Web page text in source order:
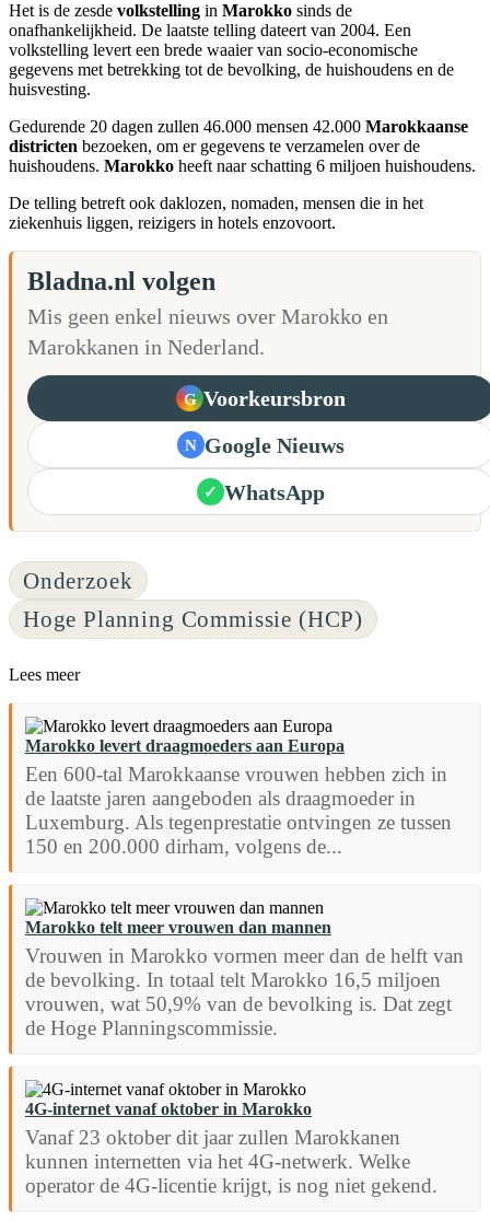
Het is de zesde volkstelling in Marokko sinds de
onafhankelijkheid. De laatste telling dateert van 2004. Een
volkstelling levert een brede waaier van socio-economische
gegevens met betrekking tot de bevolking, de huishoudens en de
huisvesting.
Gedurende 20 dagen zullen 46.000 mensen 42.000 Marokkaanse
districten bezoeken, om er gegevens te verzamelen over de
huishoudens. Marokko heeft naar schatting 6 miljoen huishoudens.
De telling betreft ook daklozen, nomaden, mensen die in het
ziekenhuis liggen, reizigers in hotels enzovoort.
Bladna.nl volgen
Mis geen enkel nieuws over Marokko en
Marokkanen in Nederland.
G Voorkeursbron
N Google Nieuws
✓ WhatsApp
Onderzoek
Hoge Planning Commissie (HCP)
Lees meer
Marokko levert draagmoeders aan Europa
Een 600-tal Marokkaanse vrouwen hebben zich in
de laatste jaren aangeboden als draagmoeder in
Luxemburg. Als tegenprestatie ontvingen ze tussen
150 en 200.000 dirham, volgens de...
Marokko telt meer vrouwen dan mannen
Vrouwen in Marokko vormen meer dan de helft van
de bevolking. In totaal telt Marokko 16,5 miljoen
vrouwen, wat 50,9% van de bevolking is. Dat zegt
de Hoge Planningscommissie.
4G-internet vanaf oktober in Marokko
Vanaf 23 oktober dit jaar zullen Marokkanen
kunnen internetten via het 4G-netwerk. Welke
operator de 4G-licentie krijgt, is nog niet gekend.